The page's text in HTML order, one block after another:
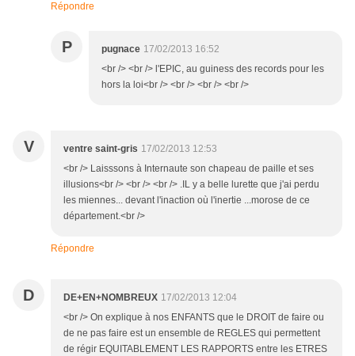
Répondre
P pugnace 17/02/2013 16:52
<br /> <br /> l'EPIC, au guiness des records pour les
hors la loi<br /> <br /> <br /> <br />
V ventre saint-gris 17/02/2013 12:53
<br /> Laisssons à Internaute son chapeau de paille et ses
illusions<br /> <br /> <br /> .IL y a belle lurette que j'ai perdu
les miennes... devant l'inaction où l'inertie ...morose de ce
département.<br />
Répondre
D DE+EN+NOMBREUX 17/02/2013 12:04
<br /> On explique à nos ENFANTS que le DROIT de faire ou
de ne pas faire est un ensemble de REGLES qui permettent
de régir EQUITABLEMENT LES RAPPORTS entre les ETRES